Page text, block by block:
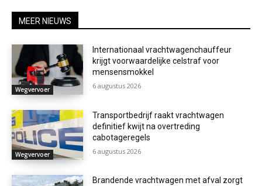
MEER NIEUWS
Wegvervoer
Internationaal vrachtwagenchauffeur
krijgt voorwaardelijke celstraf voor
mensensmokkel
6 augustus 2026
Wegvervoer
Transportbedrijf raakt vrachtwagen
definitief kwijt na overtreding
cabotageregels
6 augustus 2026
Brandende vrachtwagen met afval zorgt